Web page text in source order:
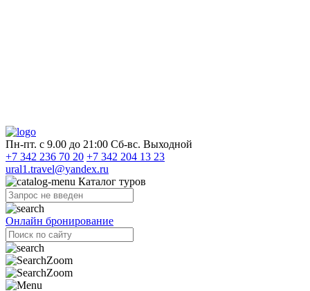
Пн-пт. с 9.00 до 21:00 Сб-вс. Выходной
+7 342 236 70 20 +7 342 204 13 23
ural1.travel@yandex.ru
Каталог туров
Онлайн бронирование